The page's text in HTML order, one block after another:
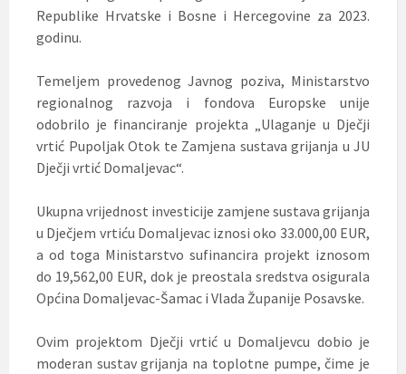
Republike Hrvatske i Bosne i Hercegovine za 2023.
godinu.
Temeljem provedenog Javnog poziva, Ministarstvo
regionalnog razvoja i fondova Europske unije
odobrilo je financiranje projekta „Ulaganje u Dječji
vrtić Pupoljak Otok te Zamjena sustava grijanja u JU
Dječji vrtić Domaljevac“.
Ukupna vrijednost investicije zamjene sustava grijanja
u Dječjem vrtiću Domaljevac iznosi oko 33.000,00 EUR,
a od toga Ministarstvo sufinancira projekt iznosom
do 19,562,00 EUR, dok je preostala sredstva osigurala
Općina Domaljevac-Šamac i Vlada Županije Posavske.
Ovim projektom Dječji vrtić u Domaljevcu dobio je
moderan sustav grijanja na toplotne pumpe, čime je